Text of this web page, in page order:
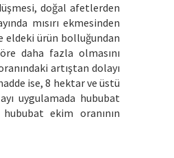
doğal afetlerden
mısırı ekmesinden
eldeki ürün bolluğundan
daha fazla olmasını
artıştan dolayı
ise, 8 hektar ve üstü
uygulamada hububat
ekim oranının